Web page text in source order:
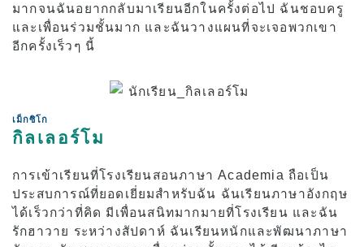
มากจนฉันอยากกลับมาเรียนอีกในครั้งต่อไป ฉันชอบครู
และเพื่อนร่วมชั้นมาก และฉันวางแผนที่จะเจอพวกเขา
อีกครั้งเร็วๆ นี้
เม็กซิโก
กิลเลอร์โม
การเข้าเรียนที่โรงเรียนสอนภาษา Academia ถือเป็น
ประสบการณ์ที่ยอดเยี่ยมสำหรับฉัน ฉันเรียนภาษาอังกฤษ
ได้เร็วกว่าที่คิด มีเพื่อนสนิทมากมายที่โรงเรียน และฉัน
รักฮาวาย ระหว่างสัปดาห์ ฉันเรียนหนักและพัฒนาภาษา